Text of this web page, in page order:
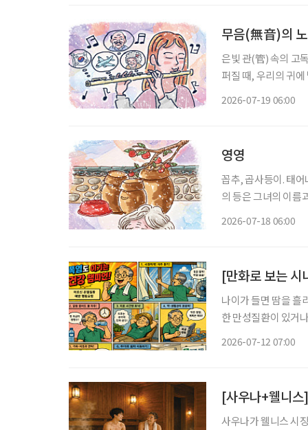
무음(無音)의
은빛 관(管) 속의 고
퍼질 때, 우리의 귀
2026-07-19 06:00
영영
꼽추, 곱사등이. 태어나 처음으로
의 등은 그녀의 이름
2026-07-18 06:00
[만화로 보는 시
나이가 들면 땀을 흘
한 만성질환이 있거
2026-07-12 07:00
[사우나+웰니
사우나가 웰니스 시